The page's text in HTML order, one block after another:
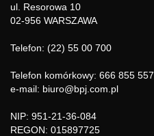
ul. Resorowa 10
02-956 WARSZAWA
Telefon: (22) 55 00 700
Telefon komórkowy: 666 855 557
e-mail: biuro@bpj.com.pl
NIP: 951-21-36-084
REGON: 015897725